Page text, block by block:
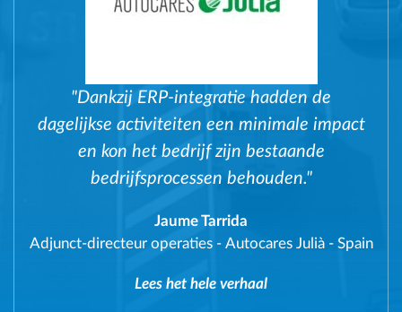
"Dankzij ERP-integratie hadden de
dagelijkse activiteiten een minimale impact
en kon het bedrijf zijn bestaande
bedrijfsprocessen behouden."
Jaume Tarrida
Adjunct-directeur operaties - Autocares Julià - Spain
Lees het hele verhaal